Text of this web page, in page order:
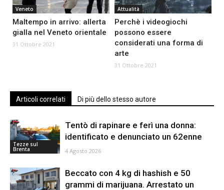
Veneto
Maltempo in arrivo: allerta
gialla nel Veneto orientale
31 Ottobre 2021
Attualità
Perchè i videogiochi
possono essere
considerati una forma di
arte
31 Ottobre 2021
Articoli correlati Di più dello stesso autore
Tezze sul
Brenta
Tentò di rapinare e ferì una donna:
identificato e denunciato un 62enne
4 Agosto 2026
Beccato con 4 kg di hashish e 50
grammi di marijuana. Arrestato un